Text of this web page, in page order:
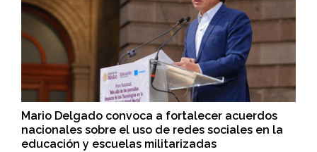
Mario Delgado convoca a fortalecer acuerdos
nacionales sobre el uso de redes sociales en la
educación y escuelas militarizadas